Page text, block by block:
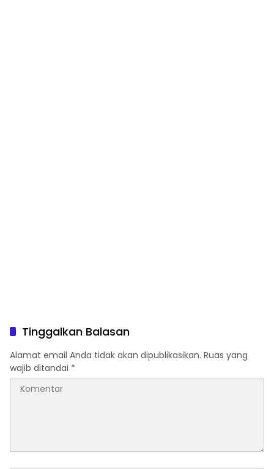
Tinggalkan Balasan
Alamat email Anda tidak akan dipublikasikan. Ruas yang
wajib ditandai *